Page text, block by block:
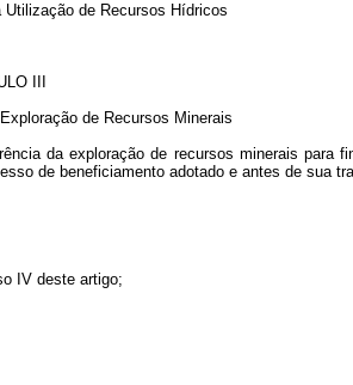
Utilização de Recursos Hídricos
III
de Recursos Minerais
da exploração de recursos minerais para
de beneficiamento adotado e antes de sua
IV deste artigo;